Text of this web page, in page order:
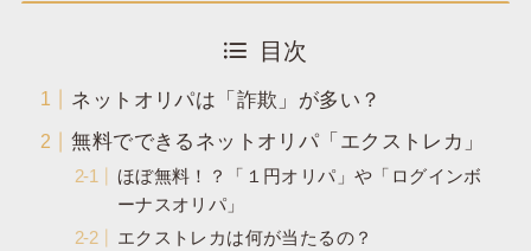
目次
ネットオリパは「詐欺」が多い？
無料でできるネットオリパ「エクストレカ」
ほぼ無料！？「１円オリパ」や「ログインボ
ーナスオリパ」
エクストレカは何が当たるの？